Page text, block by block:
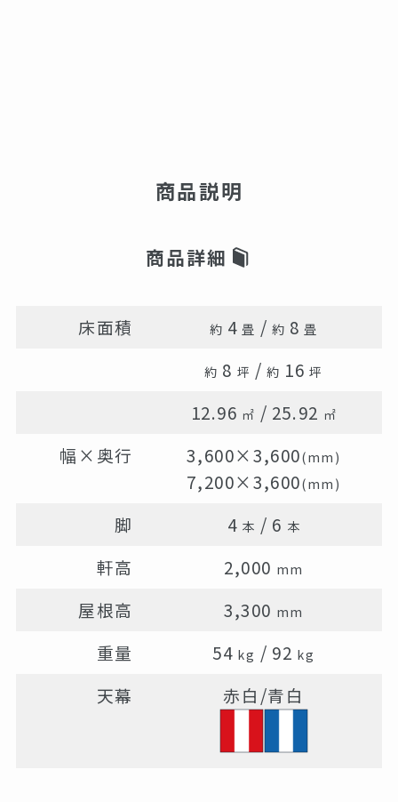
商品説明
商品詳細
床面積 約 4 畳 / 約 8 畳
約 8 坪 / 約 16 坪
12.96 ㎡ / 25.92 ㎡
幅×奥行 3,600×3,600(mm)
7,200×3,600(mm)
脚 4 本 / 6 本
軒高 2,000 mm
屋根高 3,300 mm
重量 54 kg / 92 kg
天幕 赤白/青白